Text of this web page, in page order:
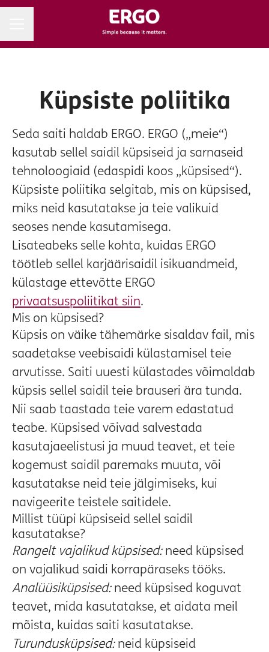
Küpsiste poliitika
Seda saiti haldab ERGO. ERGO („meie“)
kasutab sellel saidil küpsiseid ja sarnaseid
tehnoloogiaid (edaspidi koos „küpsised“).
Küpsiste poliitika selgitab, mis on küpsised,
miks neid kasutatakse ja teie valikuid
seoses nende kasutamisega.
Lisateabeks selle kohta, kuidas ERGO
töötleb sellel karjäärisaidil isikuandmeid,
külastage ettevõtte ERGO
privaatsuspoliitikat siin.
Mis on küpsised?
Küpsis on väike tähemärke sisaldav fail, mis
saadetakse veebisaidi külastamisel teie
arvutisse. Saiti uuesti külastades võimaldab
küpsis sellel saidil teie brauseri ära tunda.
Nii saab taastada teie varem edastatud
teabe. Küpsised võivad salvestada
kasutajaeelistusi ja muud teavet, et teie
kogemust saidil paremaks muuta, või
kasutatakse neid teie jälgimiseks, kui
navigeerite teistele saitidele.
Millist tüüpi küpsiseid sellel saidil
kasutatakse?
Rangelt vajalikud küpsised:need küpsised
on vajalikud saidi korrapäraseks tööks.
Analüüsiküpsised:need küpsised koguvat
teavet, mida kasutatakse, et aidata meil
mõista, kuidas saiti kasutatakse.
Turundusküpsised:neid küpsiseid